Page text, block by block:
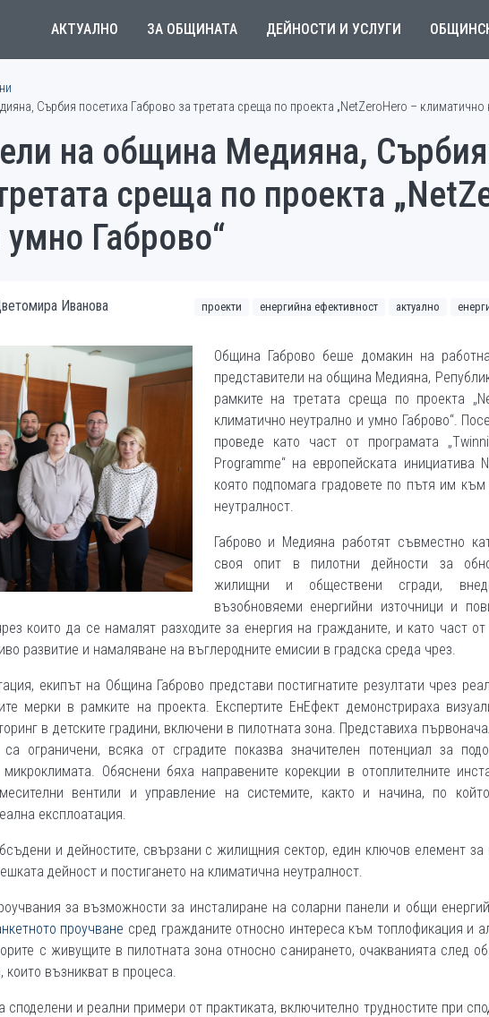
АКТУАЛНО ЗА ОБЩИНАТА ДЕЙНОСТИ И УСЛУГИ
Сърбия посетиха Габрово за третата среща по проекта „NetZeroHero – климатично
на община Медияна,
среща по проекта
Габрово“
Иванова проекти енергийна ефективност актуално
Община Габрово беше домакин на
представители на община Медияна,
рамките на третата среща по проекта
климатично неутрално и умно Габрово“.
проведе като част от програмата
Programme“ на европейската инициатива
която подпомага градовете по пътя им към
неутралност.
Габрово и Медияна работят съвместно
своя опит в пилотни дейности за
жилищни и обществени сгради,
възобновяеми енергийни източници и
които да се намалят разходите за енергия на гражданите, и като част от
развитие и намаляване на въглеродните емисии в градска среда чрез.
екипът на Община Габрово представи постигнатите резултати чрез
мерки в рамките на проекта. Експертите EнЕфект демонстрираха
в детските градини, включени в пилотната зона. Представиха
ограничени, всяка от сградите показва значителен потенциал за
Обяснени бяха направените корекции в отоплителните
вентили и управление на системите, както и начина, по
експлоатация.
и дейностите, свързани с жилищния сектор, един ключов елемент за
дейност и постигането на климатична неутралност.
за възможности за инсталиране на соларни панели и общи
проучване сред гражданите относно интереса към топлофикация и
с живущите в пилотната зона относно санирането, очакванията след
които възникват в процеса.
споделени и реални примери от практиката, включително трудностите при